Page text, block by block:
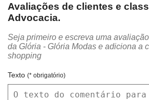
Avaliações de clientes e
Advocacia.
Seja primeiro e escreva uma
da Glória - Glória Modas e adiciona a
shopping
Texto (* obrigatório)